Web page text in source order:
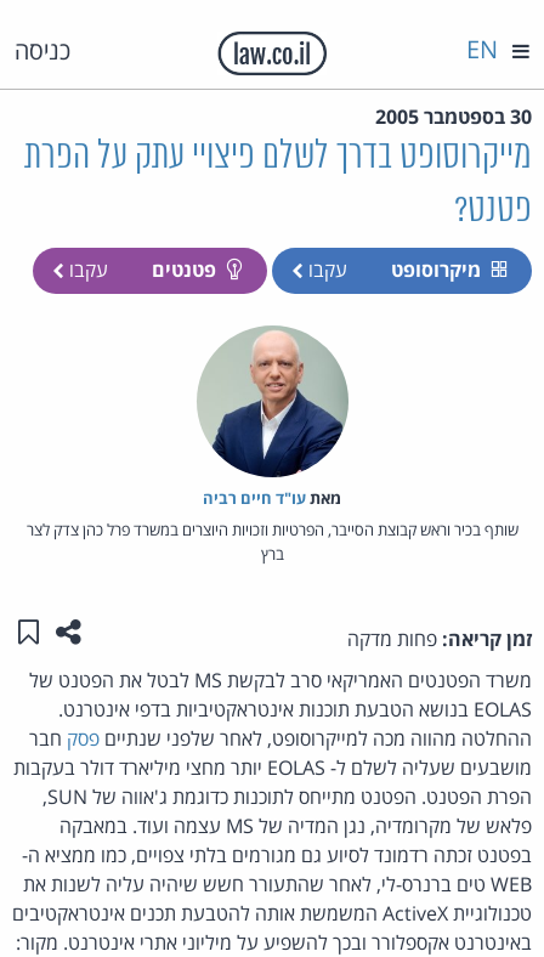
כניסה EN
30 בספטמבר 2005
מייקרוסופט בדרך לשלם פיצויי עתק על הפרת
פטנט?
מיקרוסופט עקבו פטנטים עקבו
מאת‏עו"ד חיים רביה
שותף בכיר וראש קבוצת הסייבר, הפרטיות וזכויות היוצרים במשרד פרל כהן צדק לצר
ברץ
זמן קריאה: פחות מדקה שתפו
משרד הפטנטים האמריקאי סרב לבקשת MS לבטל את הפטנט של
EOLAS בנושא הטבעת תוכנות אינטראקטיביות בדפי אינטרנט.
ההחלטה מהווה מכה למייקרוסופט, לאחר שלפני שנתיים פסק חבר
מושבעים שעליה לשלם ל- EOLAS יותר מחצי מיליארד דולר בעקבות
הפרת הפטנט. הפטנט מתייחס לתוכנות כדוגמת ג'אווה של SUN,
פלאש של מקרומדיה, נגן המדיה של MS עצמה ועוד. במאבקה
בפטנט זכתה רדמונד לסיוע גם מגורמים בלתי צפויים, כמו ממציא ה-
WEB טים ברנרס-לי, לאחר שהתעורר חשש שיהיה עליה לשנות את
טכנולוגיית ActiveX המשמשת אותה להטבעת תכנים אינטראקטיבים
באינטרנט אקספלורר ובכך להשפיע על מיליוני אתרי אינטרנט. מקור: